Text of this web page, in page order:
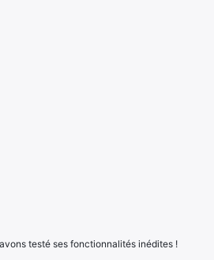
testé ses fonctionnalités inédites !